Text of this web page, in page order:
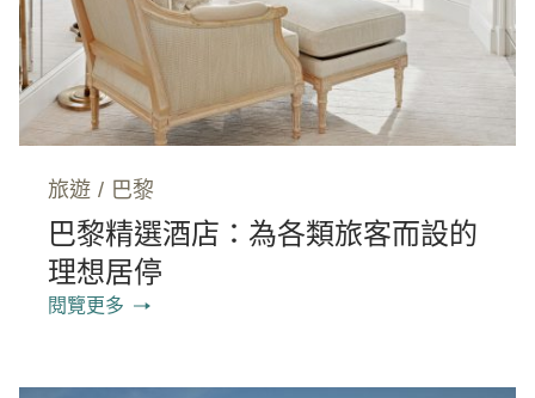
旅遊 / 巴黎
巴黎精選酒店：為各類旅客而設的
理想居停
閱覽更多